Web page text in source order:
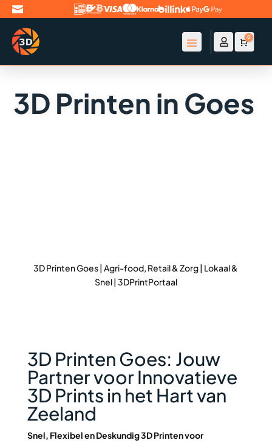

 Account
0
3D Printen in Goes
3D Printen Goes | Agri-food, Retail & Zorg | Lokaal &
Snel | 3DPrintPortaal
3D Printen Goes: Jouw
Partner voor Innovatieve
3D Prints in het Hart van
Zeeland
Snel, Flexibel en Deskundig 3D Printen voor